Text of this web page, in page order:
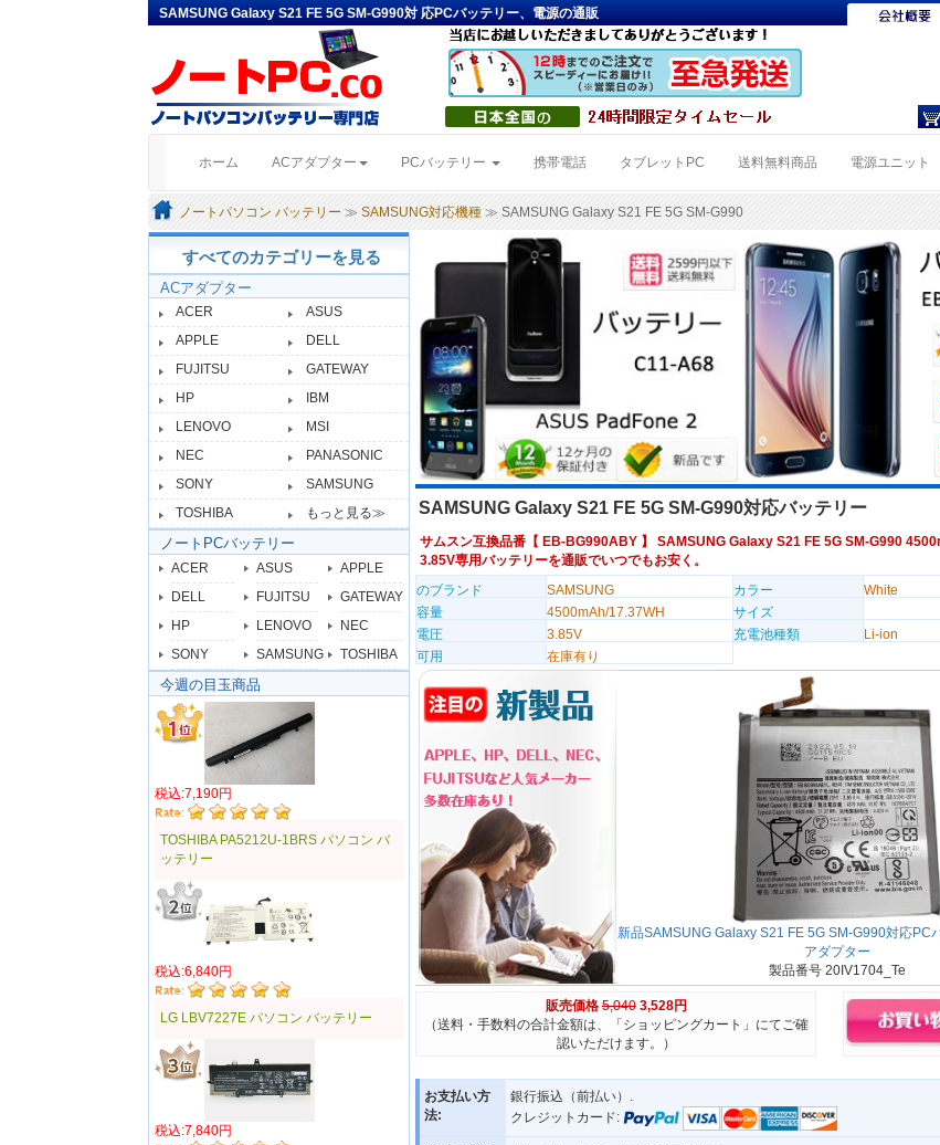
SAMSUNG Galaxy S21 FE 5G SM-G990対 応PCバッテリー、電源の通販
ホーム (current)ACアダプター PCバッテリー 携帯電話 タブレットPC 送料無料商品 電源ユニット
ノートパソコン バッテリー ≫SAMSUNG対応機種 ≫ SAMSUNG Galaxy S21 FE 5G SM-G990
すべてのカテゴリーを見る
ACアダプター
ACER
ASUS
APPLE
DELL
FUJITSU
GATEWAY
HP
IBM
LENOVO
MSI
NEC
PANASONIC
SONY
SAMSUNG
TOSHIBA
もっと見る≫
ノートPCバッテリー
ACER ASUS
APPLE
DELL
FUJITSU
GATEWAY
HP
LENOVO
NEC
SONY
SAMSUNG TOSHIBA
今週の目玉商品
税込:7,190円
TOSHIBA PA5212U-1BRS パソコン バ
ッテリー
税込:6,840円
LG LBV7227E パソコン バッテリー
税込:7,840円
SAMSUNG Galaxy S21 FE 5G SM-G990対応バッテリー
サムスン互換品番【 EB-BG990ABY】 SAMSUNG Galaxy S21 FE 5G SM-G990
3.85V専用バッテリーを通販でいつでもお安く。
のブランド
SAMSUNG カラー
White
容量
4500mAh/17.37WH
サイズ
電圧
3.85V 充電池種類
Li-ion
可用
在庫有り
新品SAMSUNG Galaxy S21 FE 5G SM-G990対応PC
アダプター
製品番号 20IV1704_Te
販売価格 5,040 3,528円
（送料・手数料の合計金額は、「ショッピングカート」にてご確
認いただけます。）
お支払い方
法:
銀行振込（前払い）.
クレジットカード: